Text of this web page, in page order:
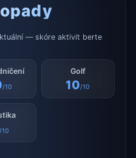
— skóre aktivit berte
/10
Golf
10/10
/10